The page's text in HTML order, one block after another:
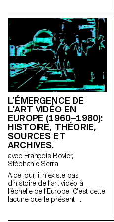
L’ÉMERGENCE DE
L’ART VIDÉO EN
EUROPE (1960–1980):
HISTOIRE, THÉORIE,
SOURCES ET
ARCHIVES.
avec François Bovier,
Stéphanie Serra
A ce jour, il n’existe pas
d’histoire de l’art vidéo à
l’échelle de l’Europe. C’est cette
lacune que le présent